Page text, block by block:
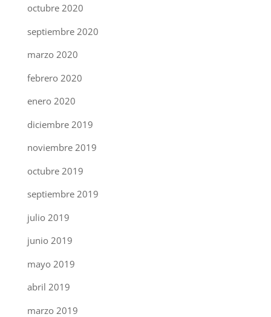
octubre 2020
septiembre 2020
marzo 2020
febrero 2020
enero 2020
diciembre 2019
noviembre 2019
octubre 2019
septiembre 2019
julio 2019
junio 2019
mayo 2019
abril 2019
marzo 2019